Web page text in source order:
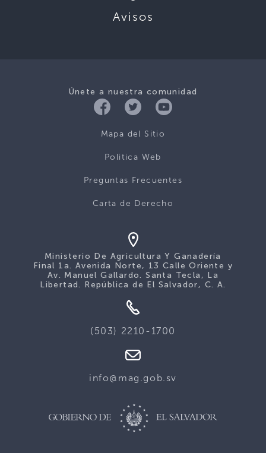
Avisos
Únete a nuestra comunidad
Mapa del Sitio
Politica Web
Preguntas Frecuentes
Carta de Derecho
Ministerio De Agricultura Y Ganadería
Final 1a. Avenida Norte, 13 Calle Oriente y
Av. Manuel Gallardo. Santa Tecla, La
Libertad. República de El Salvador, C. A.
(503) 2210-1700
info@mag.gob.sv